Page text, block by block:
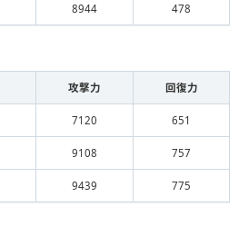
8944 478
攻撃力 回復力
7120 651
9108 757
9439 775